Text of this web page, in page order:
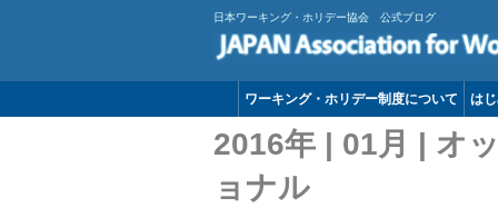
日本ワーキング・ホリデー協会 公式ブログ
ワーキング・ホリデー制度について は
2016年 | 01月 | オ
ョナル バン